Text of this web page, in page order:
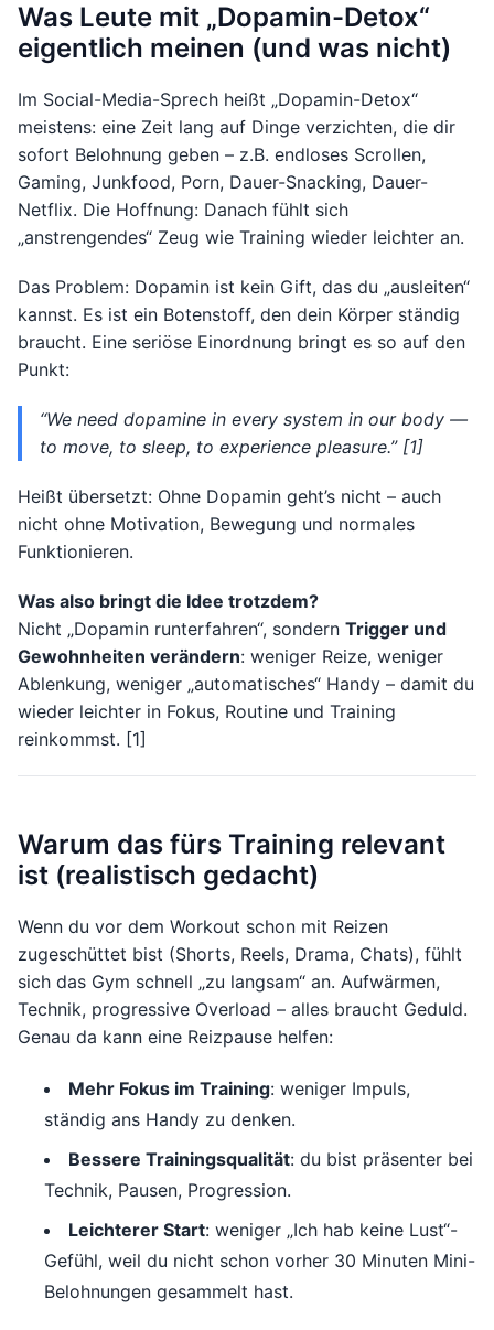
Was Leute mit „Dopamin-Detox“
eigentlich meinen (und was nicht)
Im Social-Media-Sprech heißt „Dopamin-Detox“
meistens: eine Zeit lang auf Dinge verzichten, die dir
sofort Belohnung geben – z.B. endloses Scrollen,
Gaming, Junkfood, Porn, Dauer-Snacking, Dauer-
Netflix. Die Hoffnung: Danach fühlt sich
„anstrengendes“ Zeug wie Training wieder leichter an.
Das Problem: Dopamin ist kein Gift, das du „ausleiten“
kannst. Es ist ein Botenstoff, den dein Körper ständig
braucht. Eine seriöse Einordnung bringt es so auf den
Punkt:
“We need dopamine in every system in our body —
to move, to sleep, to experience pleasure.” [1]
Heißt übersetzt: Ohne Dopamin geht’s nicht – auch
nicht ohne Motivation, Bewegung und normales
Funktionieren.
Was also bringt die Idee trotzdem?
Nicht „Dopamin runterfahren“, sondern Trigger und
Gewohnheiten verändern: weniger Reize, weniger
Ablenkung, weniger „automatisches“ Handy – damit du
wieder leichter in Fokus, Routine und Training
reinkommst. [1]
Warum das fürs Training relevant
ist (realistisch gedacht)
Wenn du vor dem Workout schon mit Reizen
zugeschüttet bist (Shorts, Reels, Drama, Chats), fühlt
sich das Gym schnell „zu langsam“ an. Aufwärmen,
Technik, progressive Overload – alles braucht Geduld.
Genau da kann eine Reizpause helfen:
Mehr Fokus im Training: weniger Impuls,
ständig ans Handy zu denken.
Bessere Trainingsqualität: du bist präsenter bei
Technik, Pausen, Progression.
Leichterer Start: weniger „Ich hab keine Lust“-
Gefühl, weil du nicht schon vorher 30 Minuten Mini-
Belohnungen gesammelt hast.